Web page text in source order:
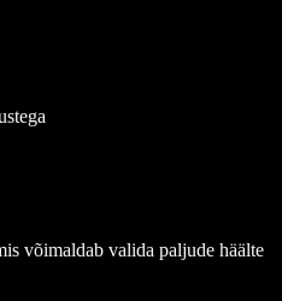
võimaldab valida paljude häälte